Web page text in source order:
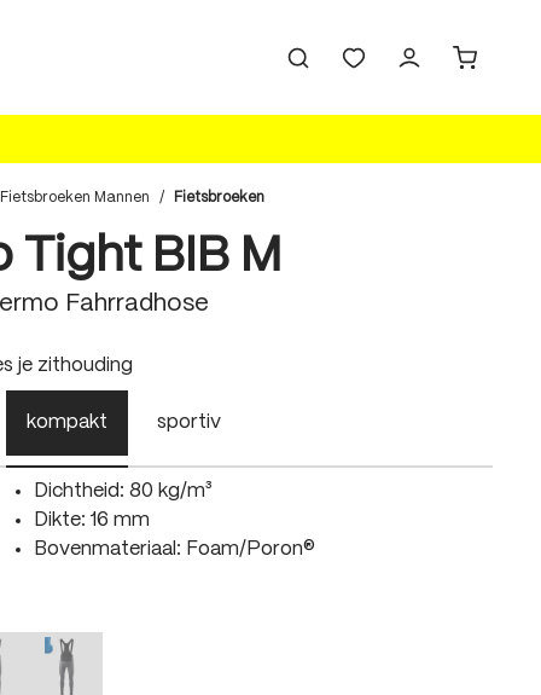
Fietsbroeken Mannen / Fietsbroeken
Tight BIB M
Fahrradhose
je zithouding
kompakt sportiv
Dichtheid: 80 kg/m³
Dikte: 16 mm
Bovenmateriaal: Foam/Poron®
brightgreen
momenteel niet beschikbaar.)
gray/fire
optie is momenteel niet beschikbaar.)
mercury gray/skydiver
(Deze optie is momenteel niet beschikbaar.)